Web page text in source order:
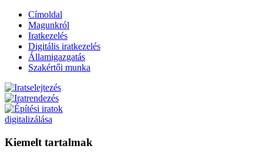
Címoldal
Magunkról
Iratkezelés
Digitális iratkezelés
Államigazgatás
Szakértői munka
Kiemelt tartalmak